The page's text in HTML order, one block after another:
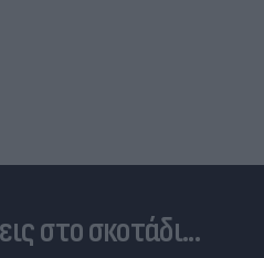
στο σκοτάδι...